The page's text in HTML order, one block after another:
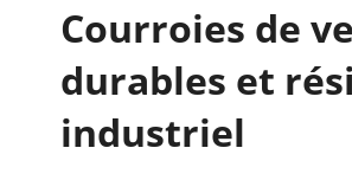
Courroies de
durables et
industriel